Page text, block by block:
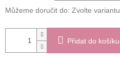
Můžeme doručit do: Zvolte variantu
Přidat do košíku